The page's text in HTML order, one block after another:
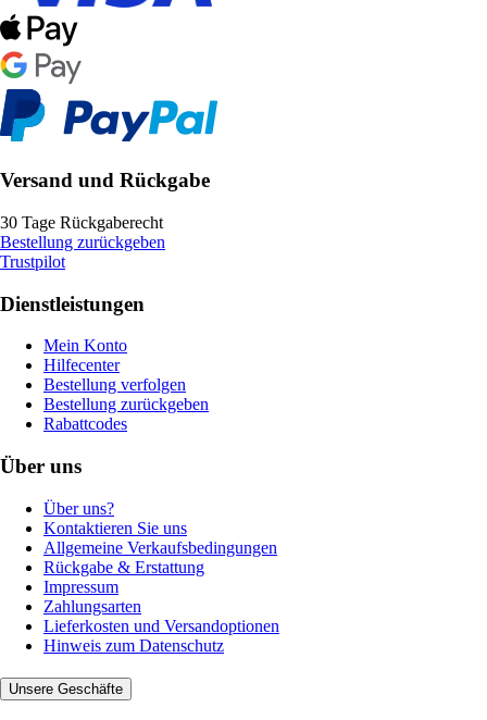
Versand und Rückgabe
30 Tage Rückgaberecht
Bestellung zurückgeben
Trustpilot
Dienstleistungen
Mein Konto
Hilfecenter
Bestellung verfolgen
Bestellung zurückgeben
Rabattcodes
Über uns
Über uns?
Kontaktieren Sie uns
Allgemeine Verkaufsbedingungen
Rückgabe & Erstattung
Impressum
Zahlungsarten
Lieferkosten und Versandoptionen
Hinweis zum Datenschutz
Unsere Geschäfte